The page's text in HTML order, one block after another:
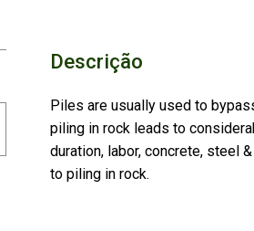
Descrição
Piles are usually used to
piling in rock leads to
duration, labor, concrete, steel
to piling in rock.